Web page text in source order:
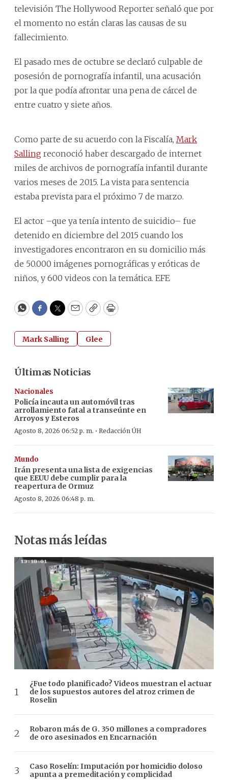
televisión The Hollywood Reporter señaló que por
el momento no están claras las causas de su
fallecimiento.
El pasado mes de octubre se declaró culpable de
posesión de pornografía infantil, una acusación
por la que podía afrontar una pena de cárcel de
entre cuatro y siete años.
Como parte de su acuerdo con la Fiscalía, Mark
Salling reconoció haber descargado de internet
miles de archivos de pornografía infantil durante
varios meses de 2015. La vista para sentencia
estaba prevista para el próximo 7 de marzo.
El actor –que ya tenía intento de suicidio– fue
detenido en diciembre del 2015 cuando los
investigadores encontraron en su domicilio más
de 50.000 imágenes pornográficas y eróticas de
niños, y 600 videos con la temática. EFE
WhatsApp
Facebook
Twitter
EmailCopyPrint
Mark Salling Glee
Últimas Noticias
Nacionales
Policía incauta un automóvil tras
arrollamiento fatal a transeúnte en
Arroyos y Esteros
Agosto 8, 2026 06:52 p. m. · Redacción ÚH
Mundo
Irán presenta una lista de exigencias
que EEUU debe cumplir para la
reapertura de Ormuz
Agosto 8, 2026 06:48 p. m.
Notas más leídas
¿Fue todo planificado? Videos muestran el actuar
de los supuestos autores del atroz crimen de
Roselin
Robaron más de G. 350 millones a compradores
de oro asesinados en Encarnación
Caso Roselín: Imputación por homicidio doloso
apunta a premeditación y complicidad